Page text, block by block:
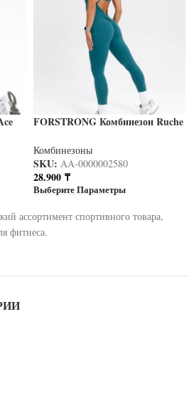
FORSTRONG Комбинезон Ruche
Комбинезоны
SKU: AA-0000002580
28.900 ₸
Выберите Параметры
ассортимент спортивного товара,
фитнеса.